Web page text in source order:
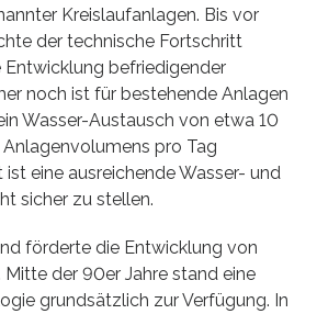
Kreislaufanlagen. Bis vor
der technische Fortschritt
befriedigender
noch ist für bestehende Anlagen
Wasser-Austausch von etwa 10
pro Tag
eine ausreichende Wasser- und
sicher zu stellen.
förderte die Entwicklung von
der 90er Jahre stand eine
grundsätzlich zur Verfügung. In